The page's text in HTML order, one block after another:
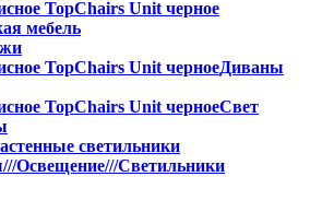
мебель
Диваны
Свет
светильники
Освещение///Светильники